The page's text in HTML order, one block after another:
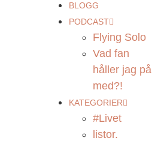
BLOGG
PODCAST
Flying Solo
Vad fan
håller jag på
med?!
KATEGORIER
#Livet
listor.